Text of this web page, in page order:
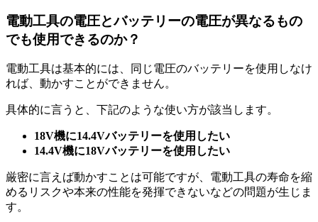
電動工具の電圧とバッテリーの電圧が異なるもの
でも使用できるのか？
電動工具は基本的には、同じ電圧のバッテリーを使用しなけ
れば、動かすことができません。
具体的に言うと、下記のような使い方が該当します。
18V機に14.4Vバッテリーを使用したい
14.4V機に18Vバッテリーを使用したい
厳密に言えば動かすことは可能ですが、電動工具の寿命を縮
めるリスクや本来の性能を発揮できないなどの問題が生じま
す。